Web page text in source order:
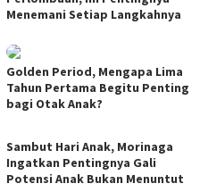
Menemani Setiap Langkahnya
Golden Period, Mengapa Lima
Tahun Pertama Begitu Penting
bagi Otak Anak?
Sambut Hari Anak, Morinaga
Ingatkan Pentingnya Gali
Potensi Anak Bukan Menuntut